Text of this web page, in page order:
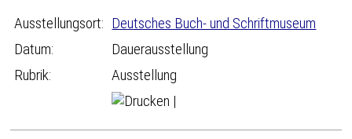
Ausstellungsort: Deutsches Buch- und Schriftmuseum
Datum:
Dauerausstellung
Rubrik:
Ausstellung
|